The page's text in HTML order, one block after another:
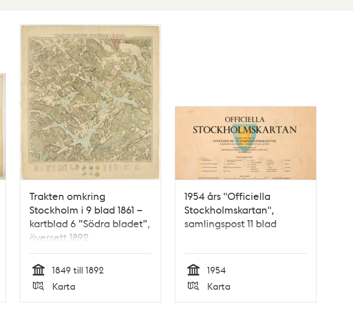
Trakten omkring
Stockholm i 9 blad 1861 –
kartblad 6 ”Södra bladet”,
översett 1892
Tid
1849 till 1892
Typ
Karta
1954 års "Officiella
Stockholmskartan",
samlingspost 11 blad
Tid
1954
Typ
Karta